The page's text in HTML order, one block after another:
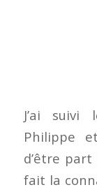
J’ai suivi
Philippe
d’être part
fait la